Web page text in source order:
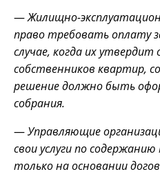
—Жилищно-
право требовать оплату
случае, когда их утвердит
собственников квартир,
решение должно быть
собрания.
—Управляющие
свои услуги по
только на основании